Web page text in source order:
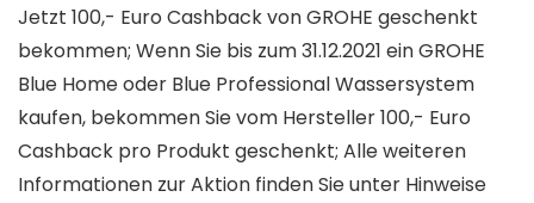
Jetzt 100,- Euro Cashback von GROHE geschenkt
bekommen; Wenn Sie bis zum 31.12.2021 ein GROHE
Blue Home oder Blue Professional Wassersystem
kaufen, bekommen Sie vom Hersteller 100,- Euro
Cashback pro Produkt geschenkt; Alle weiteren
Informationen zur Aktion finden Sie unter Hinweise